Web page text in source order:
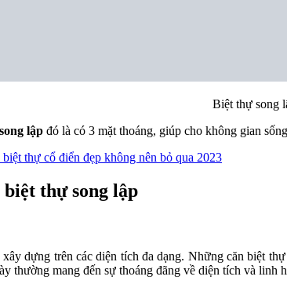
Biệt thự song
lập đó là có 3 mặt thoáng, giúp cho không gian
thự cổ điển đẹp không nên bỏ qua 2023
thự song lập
dựng trên các diện tích đa dạng. Những căn biệt
thường mang đến sự thoáng đãng về diện tích và linh